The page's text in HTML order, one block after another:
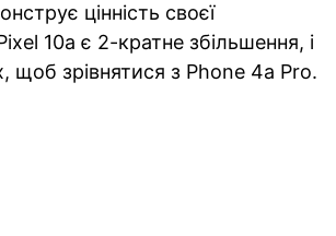
цінність своєї
10a є 2-кратне збільшення, і
зрівнятися з Phone 4a Pro.